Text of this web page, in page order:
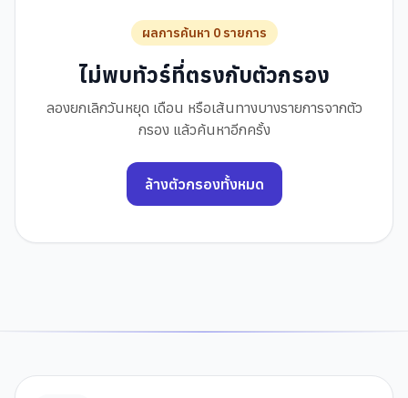
ผลการค้นหา 0 รายการ
ไม่พบทัวร์ที่ตรงกับตัวกรอง
ลองยกเลิกวันหยุด เดือน หรือเส้นทางบางรายการจากตัว
กรอง แล้วค้นหาอีกครั้ง
ล้างตัวกรองทั้งหมด